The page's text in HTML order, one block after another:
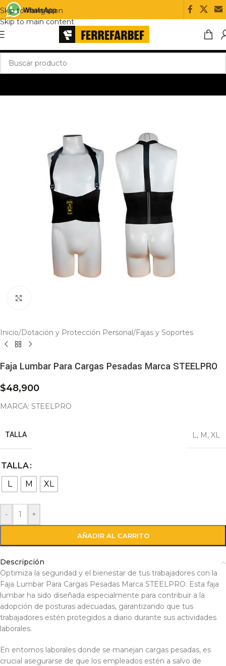
Skip to navigation
Skip to main content
Inicio/Dotación y Protección Personal/Fajas y Soportes
Faja Lumbar Para Cargas Pesadas Marca STEELPRO
$48,900
MARCA: STEELPRO
TALLA L, M, XL
TALLA
L
M XL
- +
AÑADIR AL CARRITO
Descripción
Optimiza la seguridad y el bienestar de tus trabajadores con la
Faja Lumbar Para Cargas Pesadas Marca STEELPRO. Esta faja
lumbar ha sido diseñada especialmente para contribuir a la
adopción de posturas adecuadas, garantizando que tus
trabajadores estén protegidos a diario durante sus actividades
laborales.
En entornos laborales donde se manejan cargas pesadas, es
crucial asegurarse de que los empleados estén a salvo de